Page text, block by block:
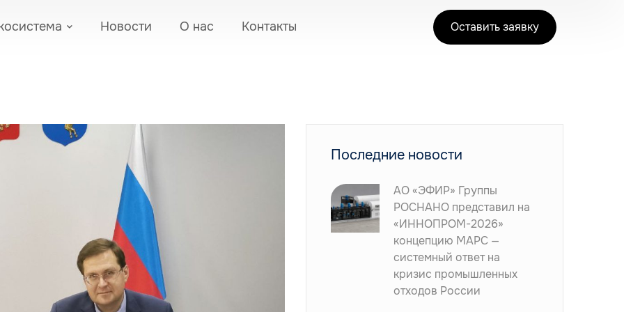
Новости О нас Контакты Оставить заявку
Последние новости
АО «ЭФИР» Группы
РОСНАНО представил на
«ИННОПРОМ-2026»
концепцию МАРС —
системный ответ на
кризис промышленных
отходов России